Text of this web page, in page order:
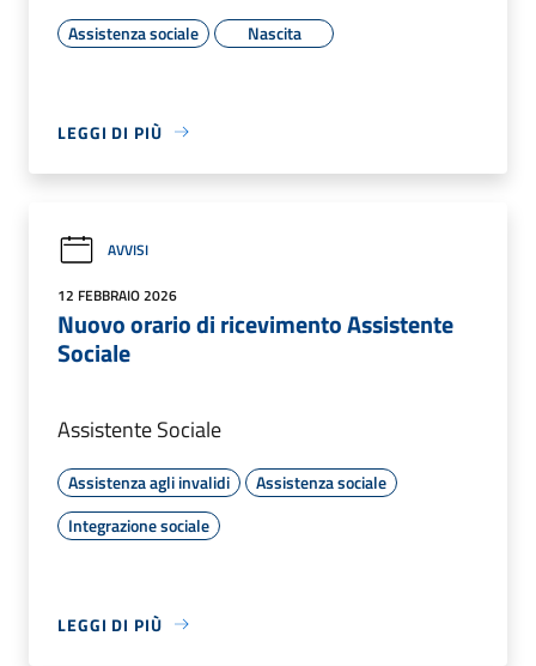
Assistenza sociale Nascita
LEGGI DI PIÙ
AVVISI
12 FEBBRAIO 2026
Nuovo orario di ricevimento Assistente
Sociale
Assistente Sociale
Assistenza agli invalidi
Assistenza sociale
Integrazione sociale
LEGGI DI PIÙ